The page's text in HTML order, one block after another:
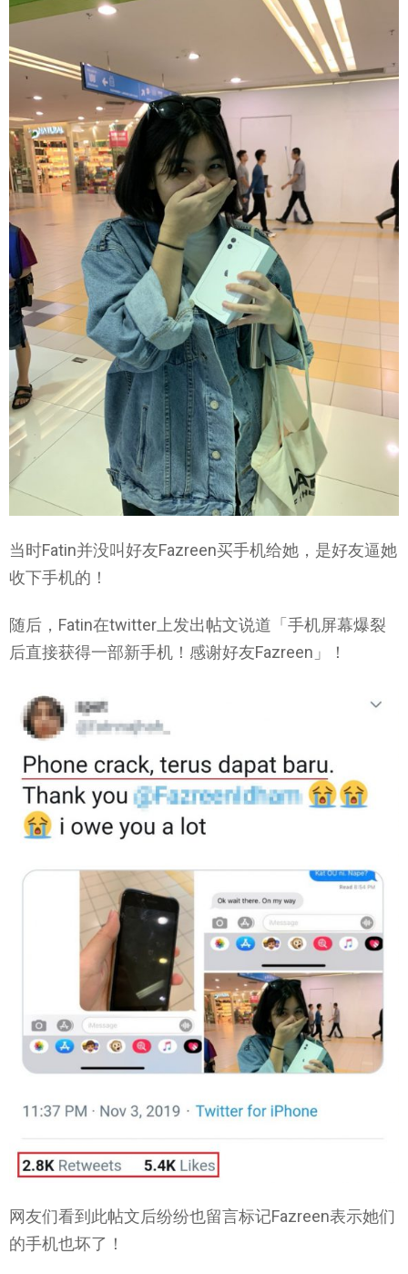
当时Fatin并没叫好友Fazreen买手机给她，是好友逼她
收下手机的！
随后，Fatin在twitter上发出帖文说道「手机屏幕爆裂
后直接获得一部新手机！感谢好友Fazreen」！
网友们看到此帖文后纷纷也留言标记Fazreen表示她们
的手机也坏了！